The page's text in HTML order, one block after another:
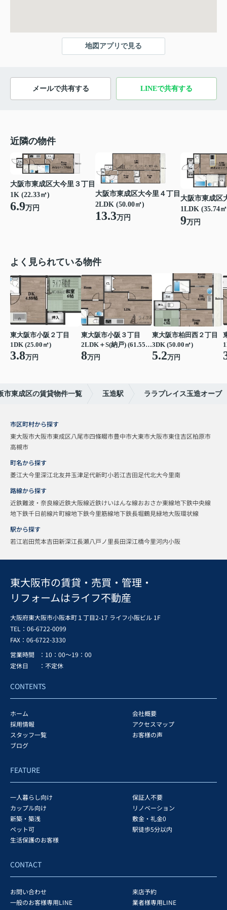
地図アプリで見る
メールで共有する LINEで共有する
近隣の物件
大阪市東成区大今里３丁目
1K (22.33㎡)
6.9万円
大阪市東成区大今里４丁目
2LDK (50.00㎡)
13.3万円
大阪市東成区
1LDK (35.74
9万円
よく見られている物件
東大阪市小阪２丁目
1DK (25.00㎡)
3.8万円
東大阪市小阪３丁目
2LDK＋S(納戸) (61.55㎡)
8万円
東大阪市柏田西２丁目
3DK (50.00㎡)
5.2万円
市東成区の賃貸物件一覧 玉造駅 ララプレイス玉造オーブ
市区町村から探す
東大阪市大阪市東成区八尾市四條畷市豊中市大東市大阪市東住吉区柏原市
高槻市
町名から探す
菱江大今里深江北友井玉津足代新町小若江吉田足代北大今里南
路線から探す
近鉄難波・奈良線近鉄大阪線近鉄けいはんな線おおさか東線地下鉄中央線
地下鉄千日前線片町線地下鉄今里筋線地下鉄長堀鶴見緑地大阪環状線
駅から探す
若江岩田荒本吉田新深江長瀬八戸ノ里長田深江橋今里河内小阪
東大阪市の賃貸・売買・管理・
リフォームはライフ不動産
大阪府東大阪市小阪本町１丁目2-17 ライフ小阪ビル 1F
TEL：06-6722-0099
FAX： 06-6722-3330
営業時間
：10：00～19：00
定休日
：不定休
CONTENTS
ホーム
会社概要
採用情報
アクセスマップ
スタッフ一覧
お客様の声
ブログ
FEATURE
一人暮らし向け
保証人不要
カップル向け
リノベーション
新築・築浅
敷金・礼金0
ペット可
駅徒歩5分以内
生活保護のお客様
CONTACT
お問い合わせ
来店予約
一般のお客様専用LINE
業者様専用LINE